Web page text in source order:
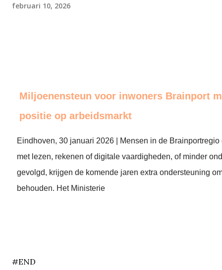
februari 10, 2026
Miljoenensteun voor inwoners Brainport
positie op arbeidsmarkt
Eindhoven, 30 januari 2026 | Mensen in de
met lezen, rekenen of digitale vaardigheden, of minder
gevolgd, krijgen de komende jaren extra ondersteuning
behouden. Het Ministerie
#END